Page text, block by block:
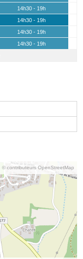
14h30 - 19h
14h30 - 19h
14h30 - 19h
14h30 - 19h
© contributeurs OpenStreetMap